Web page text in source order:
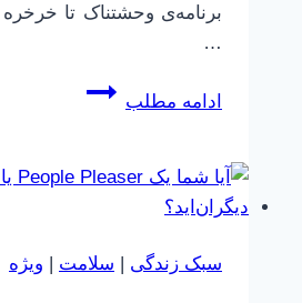
برنامه‌ی وحشتناک تا خرخره
…
ادامه مطلب
یک
ایلان
خصوص سبک زندگی | سلامت | ویژه